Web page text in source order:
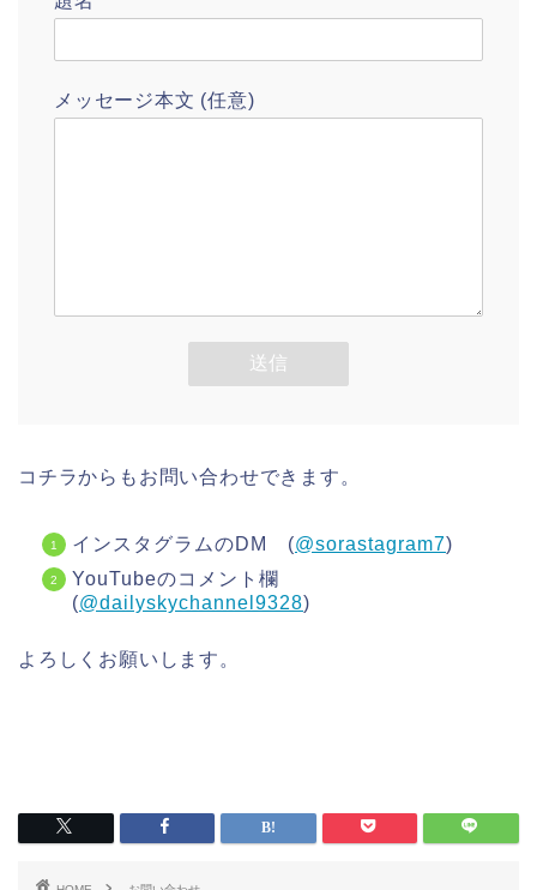
メッセージ本文 (任意)
コチラからもお問い合わせできます。
インスタグラムのDM (@sorastagram7)
YouTubeのコメント欄
(@dailyskychannel9328)
よろしくお願いします。